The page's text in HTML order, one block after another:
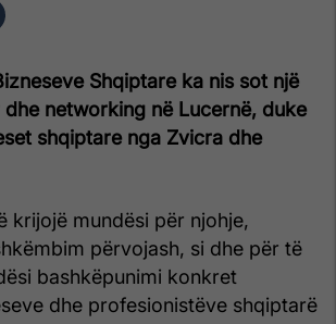
Shqiptare ka nis sot një
networking në Lucernë, duke
shqiptare nga Zvicra dhe
krijojë mundësi për njohje,
përvojash, si dhe për të
bashkëpunimi konkret
dhe profesionistëve shqiptarë